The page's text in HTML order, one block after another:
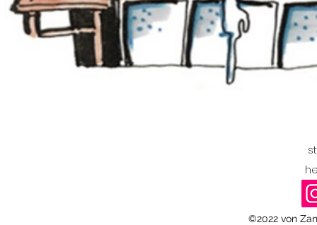
©2022 von